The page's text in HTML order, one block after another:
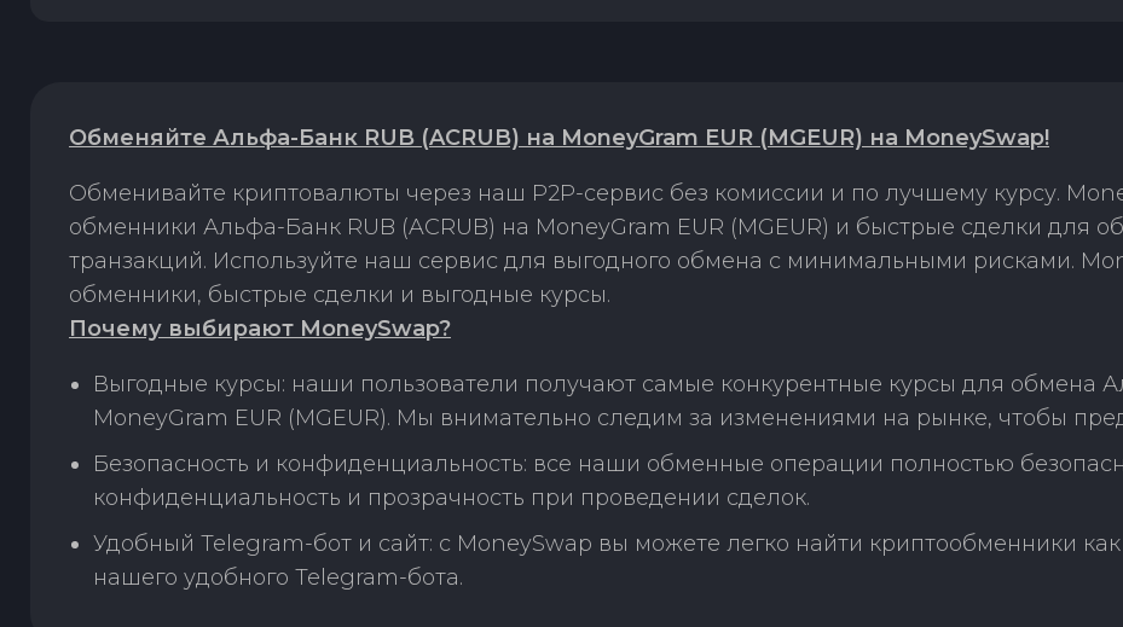
Обменяйте Альфа-Банк RUB (ACRUB) на MoneyGram EUR (MGEUR) на MoneySwap!
Обменивайте криптовалюты через наш P2P-сервис без комиссии и по лучшему курсу.
обменники Альфа-Банк RUB (ACRUB) на MoneyGram EUR (MGEUR) и быстрые сделки для
транзакций. Используйте наш сервис для выгодного обмена с минимальными рисками.
обменники, быстрые сделки и выгодные курсы.
Почему выбирают MoneySwap?
Выгодные курсы: наши пользователи получают самые конкурентные курсы для обмена
MoneyGram EUR (MGEUR). Мы внимательно следим за изменениями на рынке, чтобы
Безопасность и конфиденциальность: все наши обменные операции полностью
конфиденциальность и прозрачность при проведении сделок.
Удобный Telegram-бот и сайт: с MoneySwap вы можете легко найти криптообменники
нашего удобного Telegram-бота.